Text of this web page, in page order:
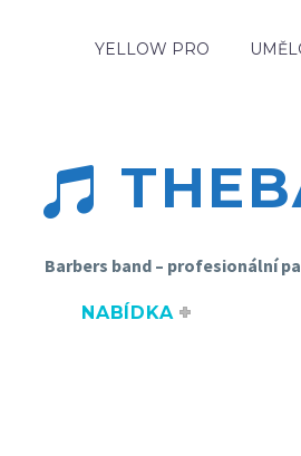
YELLOW PRO


Barbers band – profesionální
NABÍDKA